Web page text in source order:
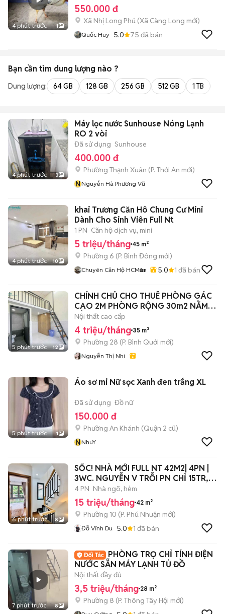
4 phút trước 1
550.000 đ
Xã Nhị Long Phú (Xã Càng Long mới)
Quốc Huy 5.0 75 đã bán
Bạn cần tìm dung lượng nào ?
Dung lượng: 64 GB 128 GB 256 GB 512 GB 1 TB
4 phút trước 3
Máy lọc nước Sunhouse Nóng Lạnh
RO 2 vòi
Đã sử dụng Sunhouse
400.000 đ
Phường Thạnh Xuân (P. Thới An mới)
NNguyễn Hà Phương Vũ
4 phút trước 10
khai Trương Căn Hô Chung Cư Mini
Dành Cho Sinh Viên Full Nt
1 PN Căn hộ dịch vụ, mini
5 triệu/tháng 45 m²
Phường 6 (P. Bình Đông mới)
Chuyên Căn Hộ HCM🏡 5.0 1 đã bán
5 phút trước 12
CHÍNH CHỦ CHO THUÊ PHÒNG GÁC
CAO 2M PHÒNG RỘNG 30m2 NẰM
GẦN UTH
Nội thất cao cấp
4 triệu/tháng 35 m²
Phường 28 (P. Bình Quới mới)
Nguyễn Thị Nhi
5 phút trước 1
Áo sơ mi Nữ sọc Xanh đen trắng XL
Đã sử dụng Đồ nữ
150.000 đ
Phường An Khánh (Quận 2 cũ)
NNhuY
6 phút trước 8
SỐC! NHÀ MỚI FULL NT 42M2| 4PN |
3WC. NGUYỄN V TRỖI PN CHỈ 15TR,
TL
4 PN Nhà ngõ, hẻm
15 triệu/tháng 42 m²
Phường 10 (P. Phú Nhuận mới)
Đỗ Vĩnh Du 5.0 1 đã bán
7 phút trước 8
PHÒNG TRỌ CHỈ TÍNH ĐIỆN
NƯỚC SẴN MÁY LẠNH TỦ ĐỒ
Nội thất đầy đủ
3,5 triệu/tháng 28 m²
Phường 8 (P. Thông Tây Hội mới)